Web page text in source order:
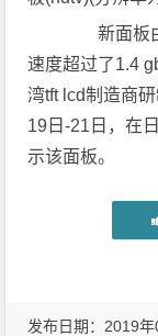
新面板由
速度超过了1.4
湾tft lcd制造商
19日-21日，在
示该面板。
发布日期：2019